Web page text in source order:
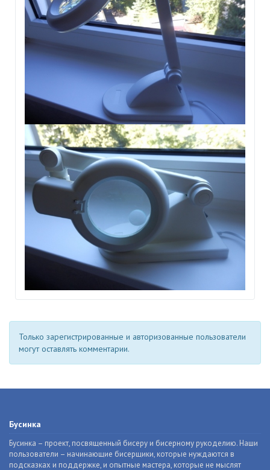
Только зарегистрированные и авторизованные пользователи
могут оставлять комментарии.
Бусинка
Бусинка – проект, посвященный бисеру и бисерному рукоделию. Наши
пользователи – начинающие бисерщики, которые нуждаются в
подсказках и поддержке, и опытные мастера, которые не мыслят